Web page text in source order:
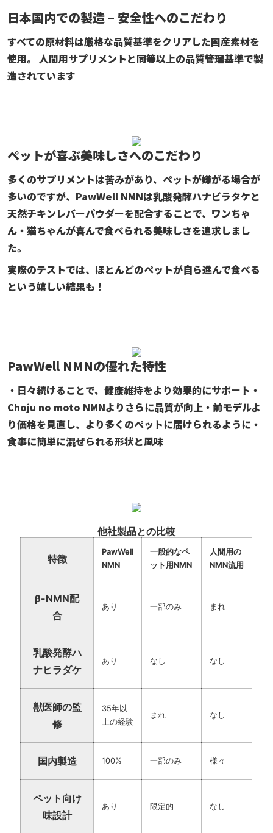
日本国内での製造 – 安全性へのこだわり
すべての原材料は厳格な品質基準をクリアした国産素材を
使用。
人間用サプリメントと同等以上の品質管理基準で製
造されています
ペットが喜ぶ美味しさへのこだわり
多くのサプリメントは苦みがあり、ペットが嫌がる場合が
多いのですが、PawWell NMNは乳酸発酵ハナビラタケと
天然チキンレバーパウダーを配合することで、ワンちゃ
ん・猫ちゃんが喜んで食べられる美味しさを追求しまし
た。
実際のテストでは、ほとんどのペットが自ら進んで食べる
という嬉しい結果も！
PawWell NMNの優れた特性
・日々続けることで、健康維持をより効果的にサポート ・
Choju no moto NMNよりさらに品質が向上・前モデルよ
り価格を見直し、より多くのペットに届けられるように ・
食事に簡単に混ぜられる形状と風味
他社製品との比較
特徴
PawWell
NMN
一般的なペ
ット用NMN
人間用の
NMN流用
β-NMN配
合
あり 一部のみ まれ
乳酸発酵ハ
ナヒラダケ
あり なし なし
獣医師の監
修
35年以
上の経験
まれ なし
国内製造 100% 一部のみ 様々
ペット向け
味設計
あり 限定的 なし